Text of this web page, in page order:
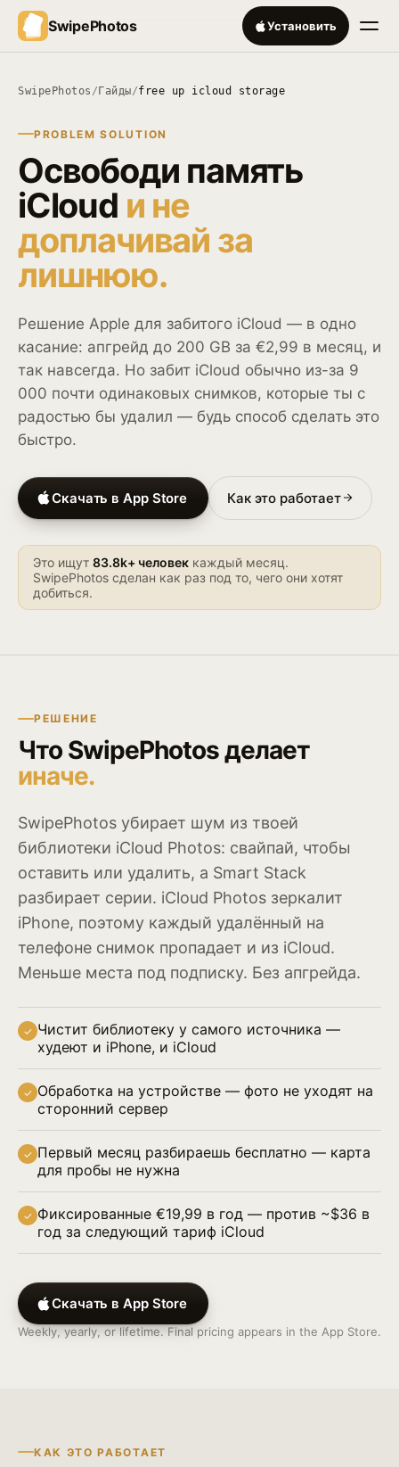
SwipePhotos Установить
SwipePhotos / Гайды/free up icloud storage
PROBLEM SOLUTION
Освободи память
iCloud и не
доплачивай за
лишнюю.
Решение Apple для забитого iCloud — в одно
касание: апгрейд до 200 GB за €2,99 в месяц, и
так навсегда. Но забит iCloud обычно из-за 9
000 почти одинаковых снимков, которые ты с
радостью бы удалил — будь способ сделать это
быстро.
Скачать в App Store Как это работает
Это ищут 83.8k+ человек каждый месяц.
SwipePhotos сделан как раз под то, чего они хотят
добиться.
РЕШЕНИЕ
Что SwipePhotos делает
иначе.
SwipePhotos убирает шум из твоей
библиотеки iCloud Photos: свайпай, чтобы
оставить или удалить, а Smart Stack
разбирает серии. iCloud Photos зеркалит
iPhone, поэтому каждый удалённый на
телефоне снимок пропадает и из iCloud.
Меньше места под подписку. Без апгрейда.
✓ Чистит библиотеку у самого источника —
худеют и iPhone, и iCloud
✓ Обработка на устройстве — фото не уходят на
сторонний сервер
✓ Первый месяц разбираешь бесплатно — карта
для пробы не нужна
✓ Фиксированные €19,99 в год — против ~$36 в
год за следующий тариф iCloud
Скачать в App Store
Weekly, yearly, or lifetime. Final pricing appears in the App Store.
КАК ЭТО РАБОТАЕТ